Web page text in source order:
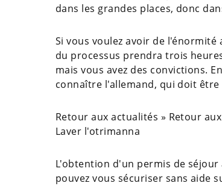
dans les grandes places, donc
Si vous voulez avoir de
du processus prendra trois
mais vous avez des convictions.
connaître l'allemand, qui doit
Retour aux actualités » Retour
Laver l'otrimanna
L'obtention d'un permis de séjour
pouvez vous sécuriser sans aide